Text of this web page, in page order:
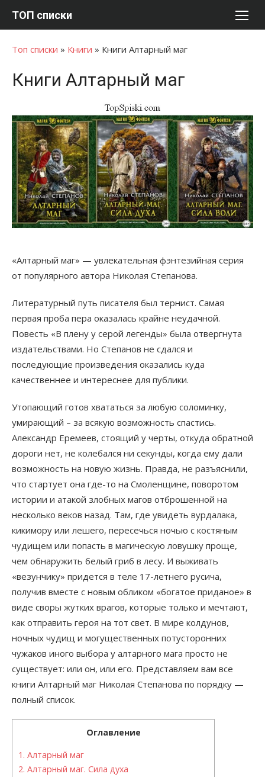
ТОП списки
Топ списки » Книги » Книги Алтарный маг
Книги Алтарный маг
«Алтарный маг» — увлекательная фэнтезийная серия
от популярного автора Николая Степанова.
Литературный путь писателя был тернист. Самая
первая проба пера оказалась крайне неудачной.
Повесть «В плену у серой легенды» была отвергнута
издательствами. Но Степанов не сдался и
последующие произведения оказались куда
качественнее и интереснее для публики.
Утопающий готов хвататься за любую соломинку,
умирающий – за всякую возможность спастись.
Александр Еремеев, стоящий у черты, откуда обратной
дороги нет, не колебался ни секунды, когда ему дали
возможность на новую жизнь. Правда, не разъяснили,
что стартует она где-то на Смоленщине, поворотом
истории и атакой злобных магов отброшенной на
несколько веков назад. Там, где увидеть вурдалака,
кикимору или лешего, пересечься ночью с костяным
чудищем или попасть в магическую ловушку проще,
чем обнаружить белый гриб в лесу. И выживать
«везунчику» придется в теле 17-летнего русича,
получив вместе с новым обликом «богатое приданое» в
виде своры жутких врагов, которые только и мечтают,
как отправить героя на тот свет. В мире колдунов,
ночных чудищ и могущественных потусторонних
чужаков иного выбора у алтарного мага просто не
существует: или он, или его. Представляем вам все
книги Алтарный маг Николая Степанова по порядку —
полный список.
Оглавление
1. Алтарный маг
2. Алтарный маг. Сила духа